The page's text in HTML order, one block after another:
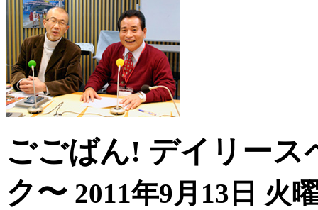
ごごばん! デイリース
ク〜 2011年9月13日 火